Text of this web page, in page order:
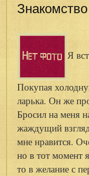
Я
Покупая
ларька. Он же
Бросил на меня
жаждущий
мне нравится.
но в тот момент
то в желание с